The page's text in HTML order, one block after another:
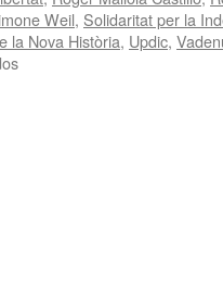
Weil, Solidaritat per la
la Nova Història, Updic,
en